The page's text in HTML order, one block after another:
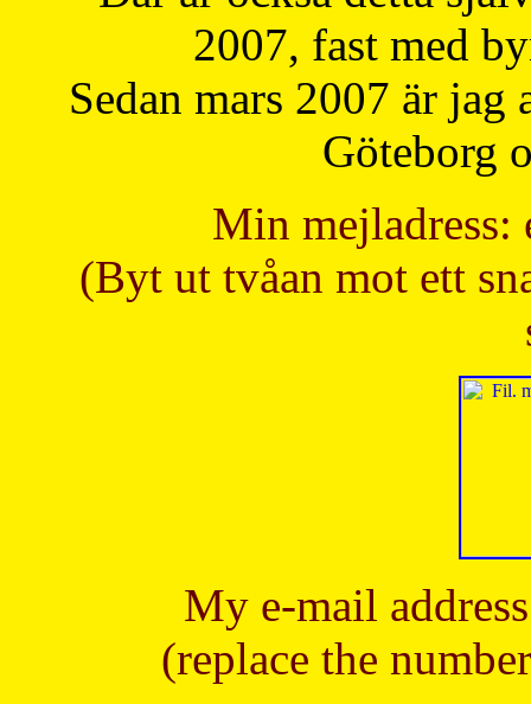
2007, fast med
Sedan mars 2007 är
Göteborg
Min mejladress:
(Byt ut tvåan mot ett
My e-mail
(replace the